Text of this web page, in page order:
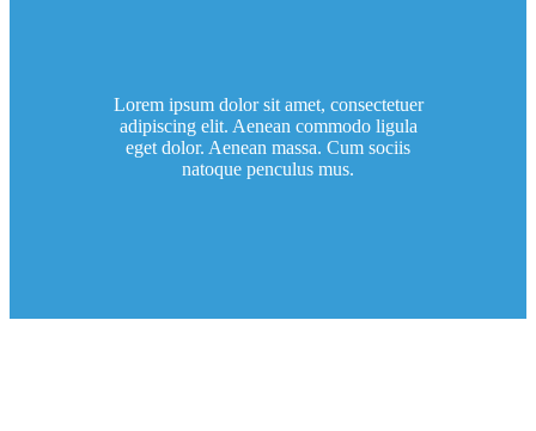
Lorem ipsum dolor sit amet, consectetuer
adipiscing elit. Aenean commodo ligula
eget dolor. Aenean massa. Cum sociis
natoque penculus mus.